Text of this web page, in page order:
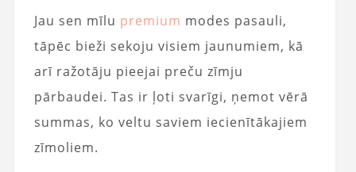
Jau sen mīlu premium modes pasauli,
tāpēc bieži sekoju visiem jaunumiem, kā
arī ražotāju pieejai preču zīmju
pārbaudei. Tas ir ļoti svarīgi, ņemot vērā
summas, ko veltu saviem iecienītākajiem
zīmoliem.